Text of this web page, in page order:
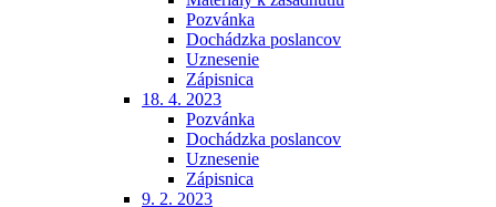
Pozvánka
Dochádzka poslancov
Uznesenie
Zápisnica
18. 4. 2023
Pozvánka
Dochádzka poslancov
Uznesenie
Zápisnica
9. 2. 2023